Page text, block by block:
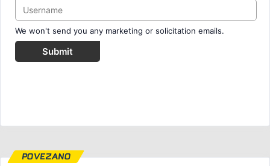
We won't send you any marketing or solicitation emails.
Submit
POVEZANO